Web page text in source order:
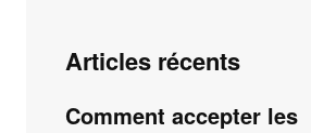
Articles récents
Comment accepter les